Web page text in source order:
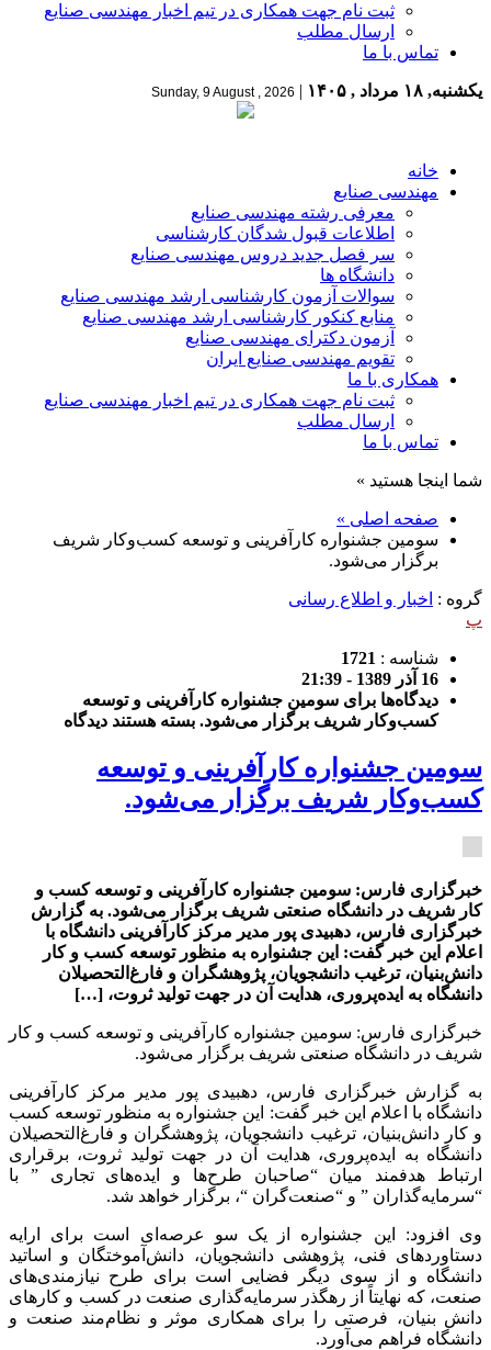
ثبت نام جهت همکاری در تیم اخبار مهندسی صنایع
ارسال مطلب
تماس با ما
یکشنبه, ۱۸ مرداد , ۱۴۰۵ |
Sunday, 9 August , 2026
خانه
مهندسی صنایع
معرفی رشته مهندسی صنایع
اطلاعات قبول شدگان کارشناسی
سر فصل جدید دروس مهندسی صنایع
دانشگاه ها
سوالات آزمون کارشناسی ارشد مهندسی صنایع
منابع کنکور کارشناسی ارشد مهندسی صنایع
آزمون دکترای مهندسی صنایع
تقویم مهندسی صنایع ایران
همکاری با ما
ثبت نام جهت همکاری در تیم اخبار مهندسی صنایع
ارسال مطلب
تماس با ما
شما اینجا هستید »
صفحه اصلی »
سومین جشنواره کارآفرینی و توسعه کسب‌و‌کار شریف
برگزار می‌شود.
گروه : اخبار و اطلاع رسانی
پ
شناسه : 1721
16 آذر 1389 - 21:39
دیدگاه‌ها برای سومین جشنواره کارآفرینی و توسعه
کسب‌و‌کار شریف برگزار می‌شود. بسته هستند دیدگاه
سومین جشنواره کارآفرینی و توسعه
کسب‌و‌کار شریف برگزار می‌شود.
خبرگزاری فارس: سومین جشنواره کارآفرینی و توسعه کسب و
کار شریف در دانشگاه صنعتی شریف برگزار می‌شود. به گزارش
خبرگزاری فارس، دهبیدی پور مدیر مرکز کارآفرینی دانشگاه با
اعلام این خبر گفت: این جشنواره به منظور توسعه کسب و کار
دانش‌بنیان، ترغیب دانشجویان، پژوهشگران و فارغ‌التحصیلان
دانشگاه به ایده‌پروری، هدایت آن در جهت تولید ثروت، […]
خبرگزاری فارس: سومین جشنواره کارآفرینی و توسعه کسب و کار
شریف در دانشگاه صنعتی شریف برگزار می‌شود.
به گزارش خبرگزاری فارس، دهبیدی پور مدیر مرکز کارآفرینی
دانشگاه با اعلام این خبر گفت: این جشنواره به منظور توسعه کسب
و کار دانش‌بنیان، ترغیب دانشجویان، پژوهشگران و فارغ‌التحصیلان
دانشگاه به ایده‌پروری، هدایت آن در جهت تولید ثروت، برقراری
ارتباط هدفمند میان “صاحبان طرح‌ها و ایده‌های تجاری ” با
“سرمایه‌گذاران ” و “صنعت‌گران “، برگزار خواهد شد.
وی افزود: این جشنواره از یک سو عرصه‌ای است برای ارایه
دستاوردهای فنی، پژوهشی دانشجویان، دانش‌آموختگان و اساتید
دانشگاه و از سوی دیگر فضایی است برای طرح نیازمندی‌های
صنعت، که نهایتاً از رهگذر سرمایه‌گذاری صنعت در کسب و کارهای
دانش بنیان، فرصتی را برای همکاری موثر و نظام‌مند صنعت و
دانشگاه فراهم می‌آورد.